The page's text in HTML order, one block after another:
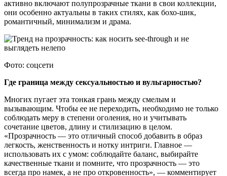
активно включают полупрозрачные ткани в свои коллекции,
они особенно актуальны в таких стилях, как бохо-шик,
романтичный, минимализм и драма.
Фото: соцсети
Где граница между сексуальностью и вульгарностью?
Многих пугает эта тонкая грань между смелым и
вызывающим. Чтобы ее не переходить, необходимо не только
соблюдать меру в степени оголения, но и учитывать
сочетание цветов, длину и стилизацию в целом.
«Прозрачность — это отличный способ добавить в образ
легкость, женственность и нотку интриги. Главное —
использовать их с умом: соблюдайте баланс, выбирайте
качественные ткани и помните, что прозрачность — это
всегда про намек, а не про откровенность», — комментирует